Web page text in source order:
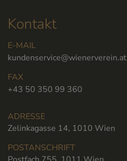
Kontakt
E-MAIL
kundenservice@wienerverein.at
FAX
+43 50 350 99 360
ADRESSE
Zelinkagasse 14, 1010 Wien
POSTANSCHRIFT